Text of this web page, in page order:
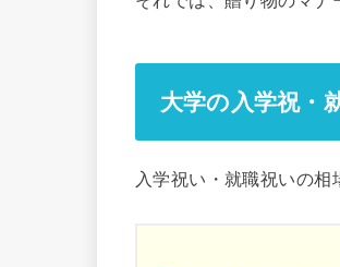
大学の入学祝・
入学祝い・就職祝いの相